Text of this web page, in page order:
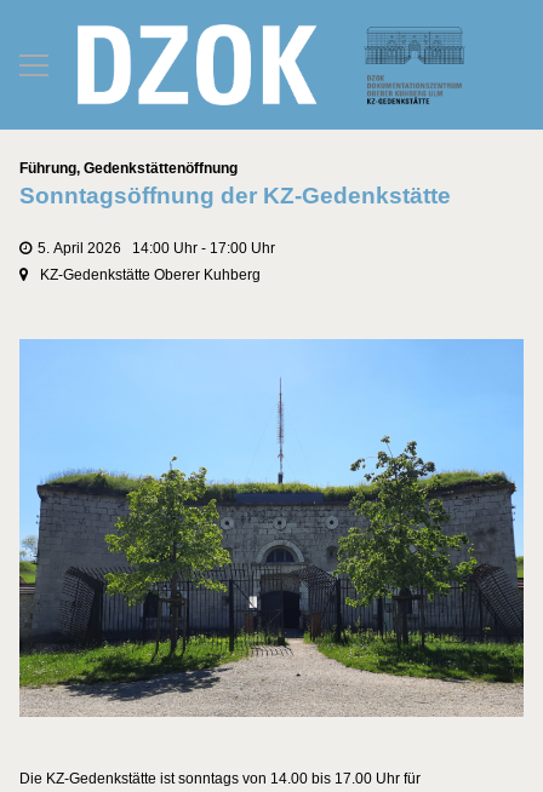
Kategorien
Führung, Gedenkstättenöffnung
Sonntagsöffnung der KZ-Gedenkstätte
5. April 2026 14:00 Uhr - 17:00 Uhr
KZ-Gedenkstätte Oberer Kuhberg
Die KZ-Gedenkstätte ist sonntags von 14.00 bis 17.00 Uhr für